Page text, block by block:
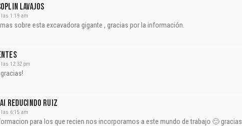
Lavajos
las 1:19 am
sobre esta excavadora gigante , gracias por la información.
12:32 pm
Reducindo Ruiz
las 6:15 am
para los que recien nos incorporamos a este mundo de trabajo 🙂 gracias